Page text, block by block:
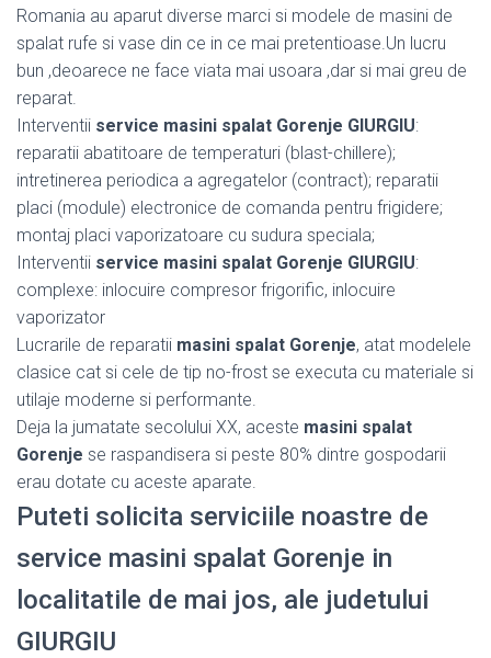
Romania au aparut diverse marci si modele de masini de
spalat rufe si vase din ce in ce mai pretentioase.Un lucru
bun ,deoarece ne face viata mai usoara ,dar si mai greu de
reparat.
Interventii service masini spalat Gorenje GIURGIU:
reparatii abatitoare de temperaturi (blast-chillere);
intretinerea periodica a agregatelor (contract); reparatii
placi (module) electronice de comanda pentru frigidere;
montaj placi vaporizatoare cu sudura speciala;
Interventii service masini spalat Gorenje GIURGIU:
complexe: inlocuire compresor frigorific, inlocuire
vaporizator
Lucrarile de reparatii masini spalat Gorenje, atat modelele
clasice cat si cele de tip no-frost se executa cu materiale si
utilaje moderne si performante.
Deja la jumatate secolului XX, aceste masini spalat
Gorenje se raspandisera si peste 80% dintre gospodarii
erau dotate cu aceste aparate.
Puteti solicita serviciile noastre de
service masini spalat Gorenje in
localitatile de mai jos, ale judetului
GIURGIU